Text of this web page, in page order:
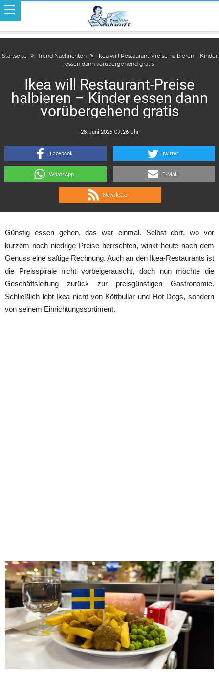
Startseite Trend Nachrichten
Ikea will Restaurant-Preise halbieren – Kinder
essen dann vorübergehend gratis
Ikea will Restaurant-Preise
halbieren – Kinder essen dann
vorübergehend gratis
:
Facebook Twitter
WhatsApp E-Mail
Newsletter
Günstig essen gehen, das war einmal. Selbst dort, wo vor
kurzem noch niedrige Preise herrschten, winkt heute nach dem
Genuss eine saftige Rechnung. Auch an den Ikea-Restaurants ist
die Preisspirale nicht vorbeigerauscht, doch nun möchte die
Geschäftsleitung zurück zur preisgünstigen Gastronomie.
Schließlich lebt Ikea nicht von Köttbullar und Hot Dogs, sondern
von seinem Einrichtungssortiment.